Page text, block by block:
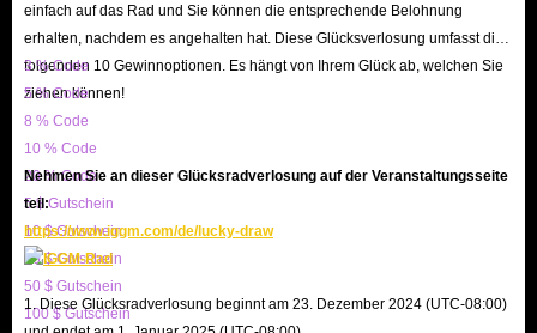
Items freizuschalten sowie den Spielfortschritt zu
In diesem spielergesteuerten Sandbox-Game ist Gold die
treibende Kraft für fast alles – von der Deckung der
Grundbedürfnisse bis hin zur Stärkung von Söldnern, um
den Krieg zu verhindern. Aktuell können Spieler Gold
durch Handwerk, Handel oder Beute von Monstern
erhalten. Viele Spieler entscheiden sich jedoch dafür, Gold
mit echtem Geld über zuverlässige Shops wie IGGM zu
erwerben, um Zeit zu sparen und ihre Stärke effizient zu
einfach auf das Rad und Sie können die entsprechende Belohnung
erhalten, nachdem es angehalten hat. Diese Glücksverlosung umfasst die
folgenden 10 Gewinnoptionen. Es hängt von Ihrem Glück ab, welchen Sie
ziehen können!
3 % Code
5 % Code
8 % Code
10 % Code
20 % Code
5 $ Gutschein
10 $ Gutschein
20 $ Gutschein
50 $ Gutschein
100 $ Gutschein
Nehmen Sie an dieser Glücksradverlosung auf der Veranstaltungsseite
teil:
https://www.iggm.com/de/lucky-draw
1. Diese Glücksradverlosung beginnt am 23. Dezember 2024 (UTC-08:00)